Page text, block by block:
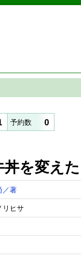
予約システム
予約数 0
丼を変え
／著
リヒサ